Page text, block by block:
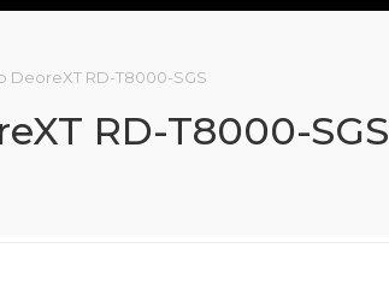
DeoreXT RD-T8000-SGS
RD-T8000-SGS